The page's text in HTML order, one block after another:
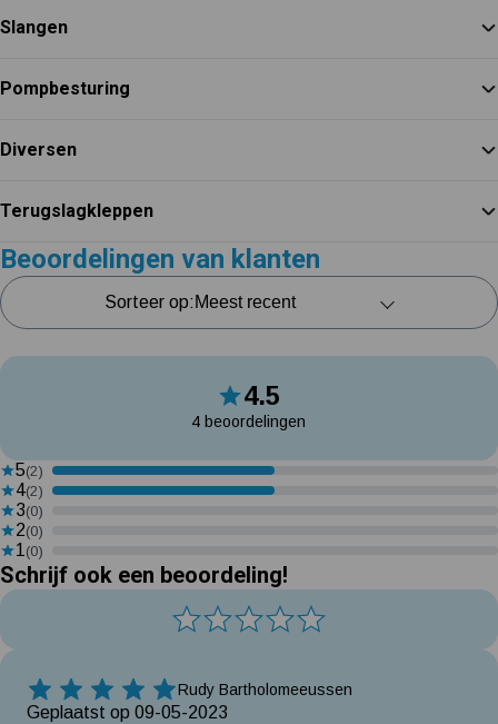
Slangen
Pompbesturing
Diversen
Terugslagkleppen
Beoordelingen van klanten
Sorteer op:
4.5
4 beoordelingen
5(2)
4(2)
3(0)
2(0)
1(0)
Schrijf ook een beoordeling!
5 Sterren Rudy Bartholomeeussen
Geplaatst op 09-05-2023